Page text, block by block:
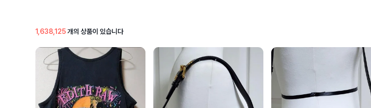
1,638,125개의 상품이 있습니다